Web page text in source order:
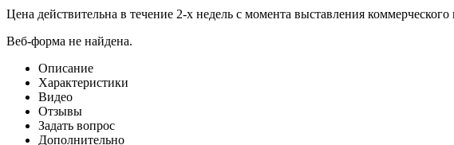
Цена действительна в течение 2-х недель с момента выставления
Веб-форма не найдена.
Описание
Характеристики
Видео
Отзывы
Задать вопрос
Дополнительно